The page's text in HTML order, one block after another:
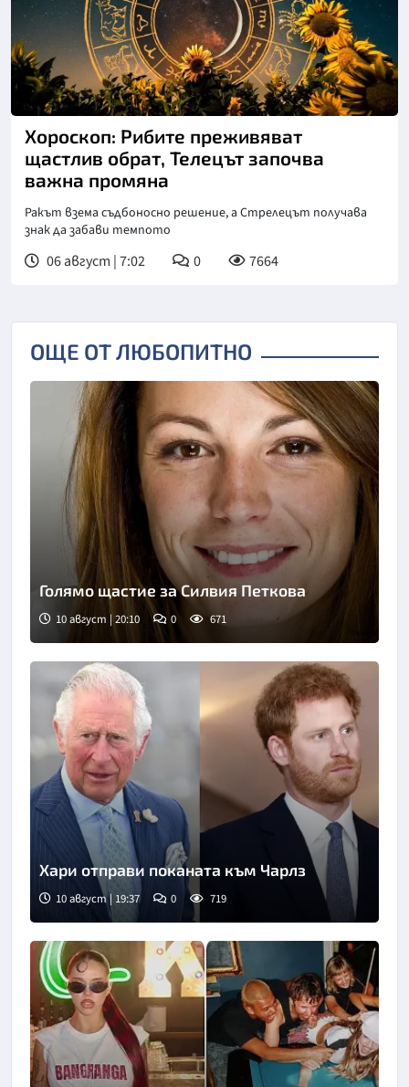
Хороскоп: Рибите преживяват
щастлив обрат, Телецът започва
важна промяна
Ракът взема съдбоносно решение, а Стрелецът получава
знак да забави темпото
06 август | 7:02 0 7664
ОЩЕ ОТ ЛЮБОПИТНО
Голямо щастие за Силвия Петкова
10 август | 20:10 0 671
Хари отправи поканата към Чарлз
10 август | 19:37 0 719